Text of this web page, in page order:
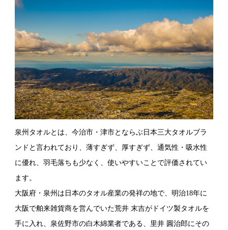
泉州タオルとは、今治市・津市とならぶ日本三大タオルブラ
ンドと言われており、薄すぎず、厚すぎず、通気性・吸水性
に優れ、羽毛落ちも少なく、使いやすいことで評価されてい
ます。
大阪府・泉州は日本のタオル産業の発祥の地で、明治18年に
大阪で舶来雑貨商を営んでいた荒井 末吉がドイツ製タオルを
手に入れ、泉佐野市の白木綿業者である、里井 圓治郎にその